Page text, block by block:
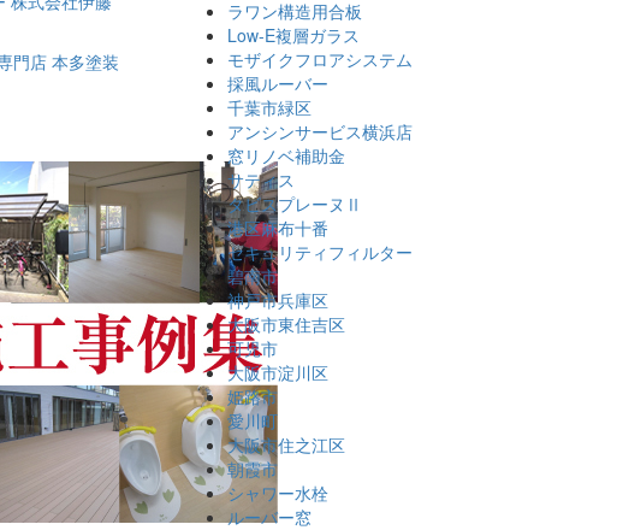
ラワン構造用合板
Low-E複層ガラス
モザイクフロアシステム
採風ルーバー
千葉市緑区
アンシンサービス横浜店
窓リノベ補助金
サティス
タビスプレーヌⅡ
港区麻布十番
セキュリティフィルター
碧南市
神戸市兵庫区
大阪市東住吉区
可児市
大阪市淀川区
姫路市
愛川町
大阪市住之江区
朝霞市
シャワー水栓
ルーバー窓